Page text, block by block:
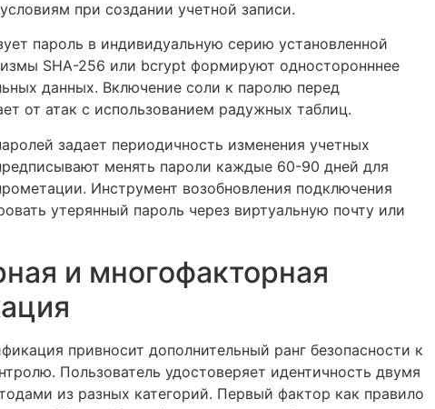
при создании учетной записи.
пароль в индивидуальную серию установленной
SHA-256 или bcrypt формируют односторонннее
данных. Включение соли к паролю перед
от атак с использованием радужных таблиц.
задает периодичность изменения учетных
менять пароли каждые 60-90 дней для
Инструмент возобновления подключения
утерянный пароль через виртуальную почту или
и многофакторная
привносит дополнительный ранг безопасности к
Пользователь удостоверяет идентичность двумя
из разных категорий. Первый фактор как правило